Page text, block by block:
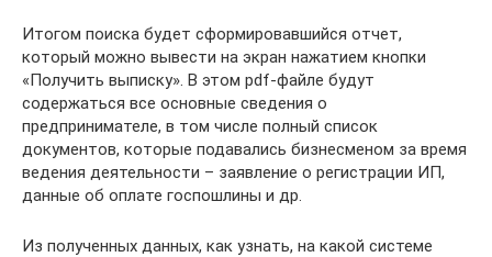
Итогом поиска будет сформировавшийся отчет,
который можно вывести на экран нажатием кнопки
«Получить выписку». В этом pdf-файле будут
содержаться все основные сведения о
предпринимателе, в том числе полный список
документов, которые подавались бизнесменом за время
ведения деятельности – заявление о регистрации ИП,
данные об оплате госпошлины и др.
Из полученных данных, как узнать, на какой системе